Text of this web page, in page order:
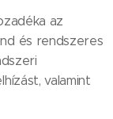
az
és rendszeres
valamint